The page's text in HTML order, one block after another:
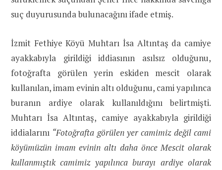
suç duyurusunda bulunacağını ifade etmiş.
İzmit Fethiye Köyü Muhtarı İsa Altıntaş da camiye
ayakkabıyla girildiği iddiasının asılsız olduğunu,
fotoğrafta görülen yerin eskiden mescit olarak
kullanılan, imam evinin altı olduğunu, cami yapılınca
buranın ardiye olarak kullanıldığını belirtmişti.
Muhtarı İsa Altıntaş, camiye ayakkabıyla girildiği
iddialarını “Fotoğrafta görülen yer camimiz değil cami
köyümüzün imam evinin altı daha önce Mescit olarak
kullanmıştık camimiz yapılınca burayı ardiye olarak